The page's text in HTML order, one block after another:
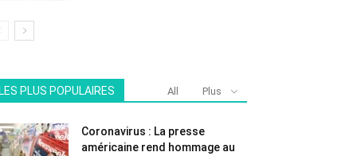
LES PLUS POPULAIRES All Plus
Coronavirus : La presse
américaine rend hommage au